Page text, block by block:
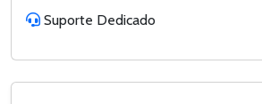
Suporte Dedicado